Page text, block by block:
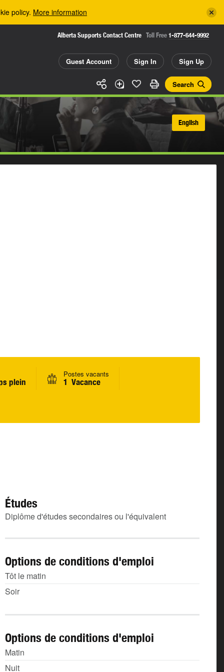
policy. More information
Alberta Supports Contact Centre Toll Free 1-877-644-9992
Guest Account Sign In Sign Up
Search
English
plein
Postes vacants
1 Vacance
Études
Diplôme d'études secondaires ou l'équivalent
Options de conditions d'emploi
Tôt le matin
Soir
Options de conditions d'emploi
Matin
Nuit